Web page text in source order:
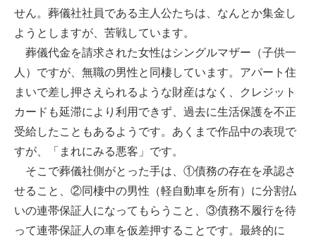
せん。葬儀社社員である主人公たちは、なんとか集金し
ようとしますが、苦戦しています。
葬儀代金を請求された女性はシングルマザー（子供一
人）ですが、無職の男性と同棲しています。アパート住
まいで差し押さえられるような財産はなく、クレジット
カードも延滞により利用できず、過去に生活保護を不正
受給したこともあるようです。あくまで作品中の表現で
すが、「まれにみる悪客」です。
そこで葬儀社側がとった手は、①債務の存在を承認さ
せること、②同棲中の男性（軽自動車を所有）に分割払
いの連帯保証人になってもらうこと、③債務不履行を待
って連帯保証人の車を仮差押することです。最終的に